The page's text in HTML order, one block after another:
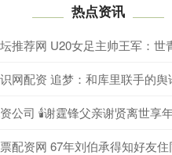
热点资讯